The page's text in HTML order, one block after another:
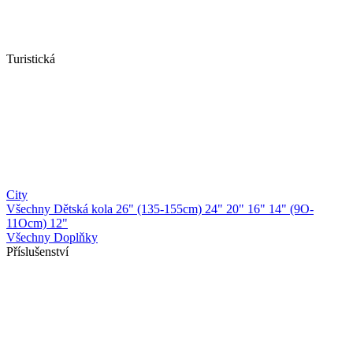
Turistická
City
Všechny Dětská kola 26" (135-155cm) 24" 20" 16" 14" (9O-
11Ocm) 12"
Všechny Doplňky
Příslušenství